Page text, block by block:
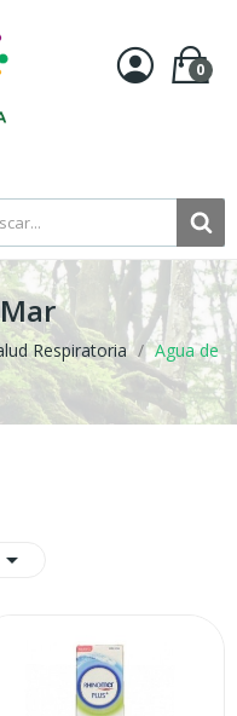
0
Respiratoria
Agua de
